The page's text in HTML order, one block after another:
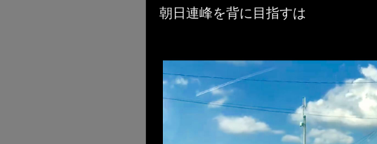
朝日連峰を背に目指すは